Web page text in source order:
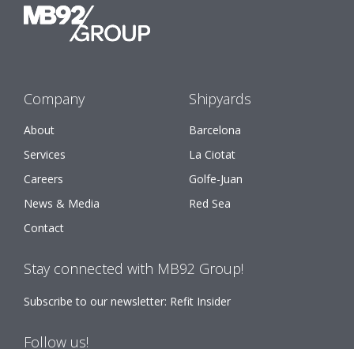
Company
About
Services
Careers
News & Media
Contact
Shipyards
Barcelona
La Ciotat
Golfe-Juan
Red Sea
Stay connected with MB92 Group!
Subscribe to our newsletter: Refit Insider
Follow us!